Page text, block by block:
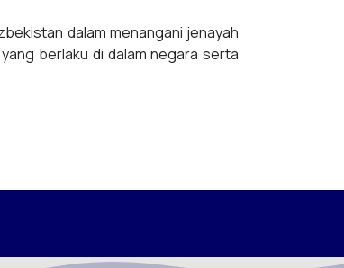
dalam menangani jenayah
berlaku di dalam negara serta